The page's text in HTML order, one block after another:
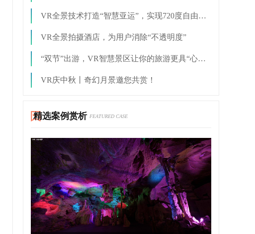
VR全景技术打造“智慧亚运”，实现720度自由视角
VR全景拍摄酒店，为用户消除“不透明度”
“双节”出游，VR智慧景区让你的旅游更具“心价比”
VR庆中秋丨奇幻月景邀您共赏！
精选案例赏析 FEATURED CASE